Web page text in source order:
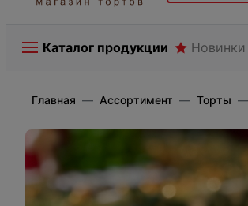
Каталог продукции Новинки
Главная Ассортимент Торты